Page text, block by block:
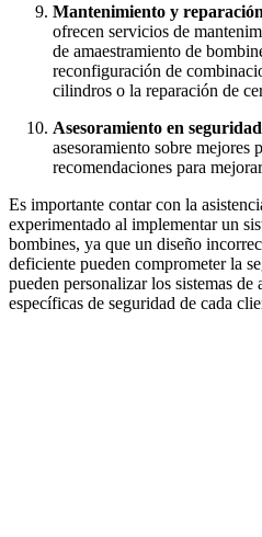
Mantenimiento y
ofrecen servicios de
de amaestramiento de
reconfiguración de
cilindros o la reparación de
Asesoramiento en
asesoramiento sobre mejores
recomendaciones para
Es importante contar con la
experimentado al implementar un
bombines, ya que un diseño
deficiente pueden comprometer la
pueden personalizar los sistemas de
específicas de seguridad de cada